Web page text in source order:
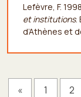
Lefèvre, F.
et institutions.
d’Athènes et
« 1 2